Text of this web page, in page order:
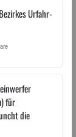
Urfahr-
für
die